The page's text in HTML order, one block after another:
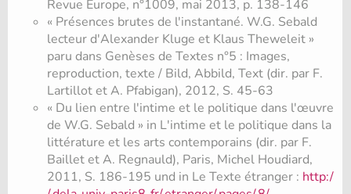
Revue Europe, n°1009, mai 2013, p. 138-146
« Présences brutes de l'instantané. W.G. Sebald
lecteur d'Alexander Kluge et Klaus Theweleit »
paru dans Genèses de Textes n°5 : Images,
reproduction, texte / Bild, Abbild, Text (dir. par F.
Lartillot et A. Pfabigan), 2012, S. 45-63
« Du lien entre l'intime et le politique dans l'œuvre
de W.G. Sebald » in L'intime et le politique dans la
littérature et les arts contemporains (dir. par F.
Baillet et A. Regnauld), Paris, Michel Houdiard,
2011, S. 186-195 und in Le Texte étranger : http:/